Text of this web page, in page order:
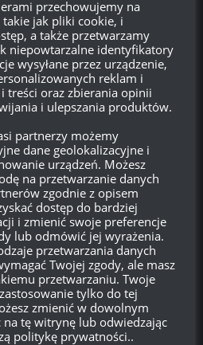
kwietnia 2020 13:47
10:56, 8 kwietnia 2020 10:56
pozostała ilość zwojów w mózgu,
masz, tym lepiej dla innych.
przechowujemy na
jak pliki cookie, i
a także przetwarzamy
niepowtarzalne identyfikatory
wysyłane przez urządzenie,
reklam i
treści oraz zbierania opinii
i ulepszania produktów.
partnerzy możemy
dane geolokalizacyjne i
urządzeń. Możesz
na przetwarzanie danych
zgodnie z opisem
dostęp do bardziej
i zmienić swoje preferencje
lub odmówić jej wyrażenia.
przetwarzania danych
Twojej zgody, ale masz
przetwarzaniu. Twoje
tylko do tej
zmienić w dowolnym
tę witrynę lub odwiedzając
politykę prywatności..